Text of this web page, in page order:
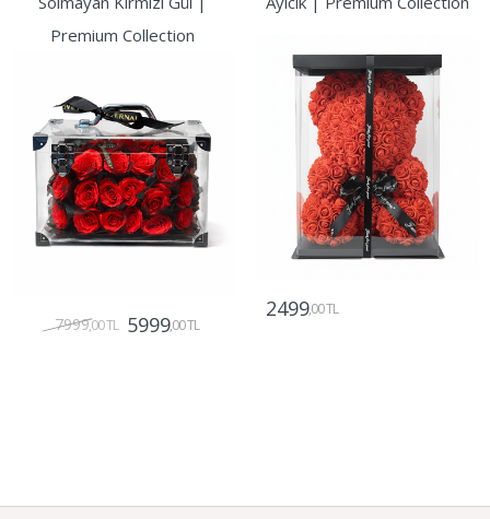
Premium Collection
7999,00 TL 5999,00 TL
2499,00 TL